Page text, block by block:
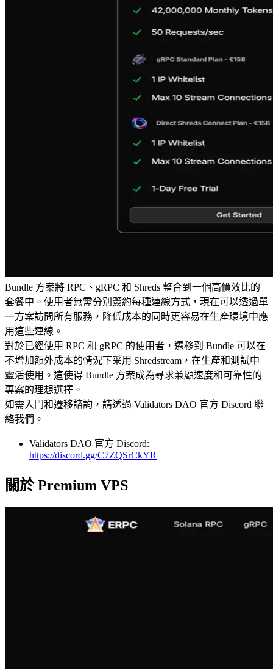
Bundle 方案將 RPC、gRPC 和 Shreds 整合到一個高價效比的
套餐中。使用者無需分別簽約每種連線方式，現在可以透過單
一方案訪問所有服務，降低成本的同時更容易在生產環境中應
用這些連線。
對於已經使用 RPC 和 gRPC 的使用者，遷移到 Bundle 可以在
不增加額外成本的情況下采用 Shredstream，在生產和測試中
靈活使用。這使得 Bundle 方案成為尋求兼顧速度和可靠性的
專案的理想選擇。
如需入門和遷移諮詢，請透過 Validators DAO 官方 Discord 聯
絡我們。
Validators DAO 官方 Discord:
https://discord.gg/C7ZQSrCkYR
關於 Premium VPS